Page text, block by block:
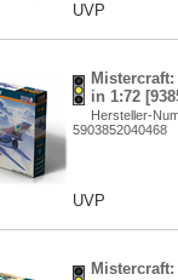
UVP
in 1:72
Hersteller-
5903852040468
UVP